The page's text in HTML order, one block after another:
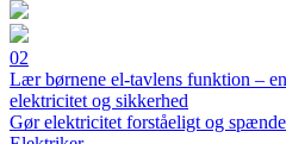
02
Lær børnene el-tavlens funktion –
elektricitet og sikkerhed
Gør elektricitet forståeligt og